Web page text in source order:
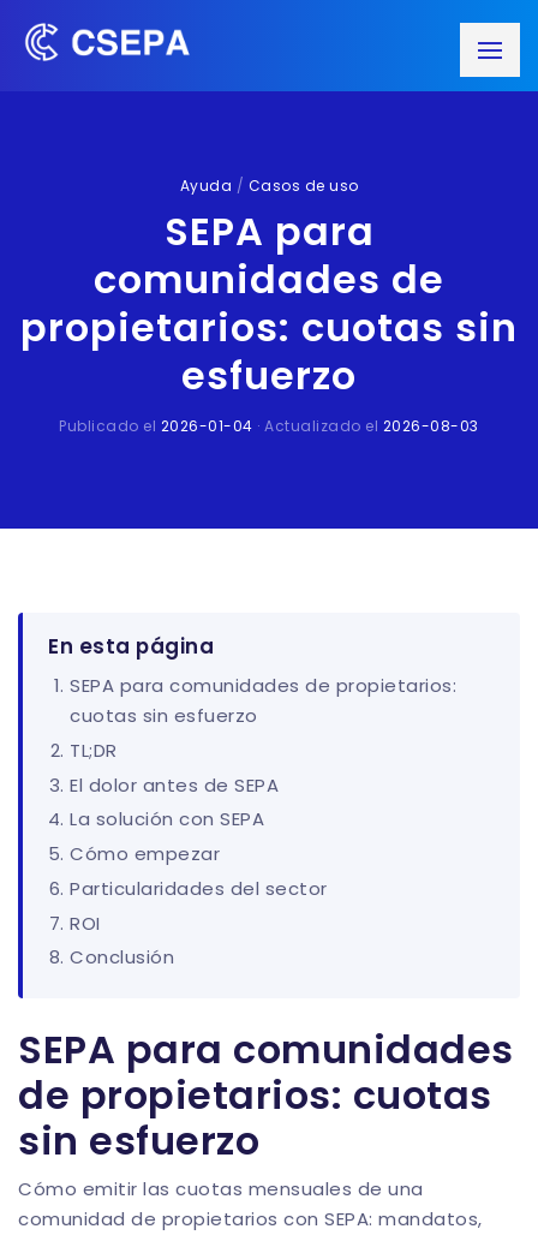
Ayuda / Casos de uso
SEPA para
comunidades de
propietarios: cuotas sin
esfuerzo
Publicado el 2026-01-04 · Actualizado el 2026-08-03
En esta página
SEPA para comunidades de propietarios:
cuotas sin esfuerzo
TL;DR
El dolor antes de SEPA
La solución con SEPA
Cómo empezar
Particularidades del sector
ROI
Conclusión
SEPA para comunidades
de propietarios: cuotas
sin esfuerzo
Cómo emitir las cuotas mensuales de una
comunidad de propietarios con SEPA: mandatos,